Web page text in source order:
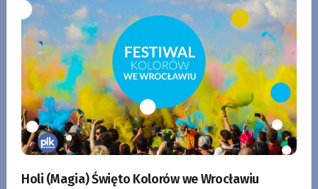
Holi (Magia) Święto Kolorów we Wrocławiu